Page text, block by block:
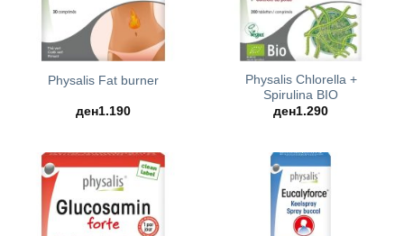
Physalis Fat burner
ден1.190
Physalis Chlorella +
Spirulina BIO
ден1.290